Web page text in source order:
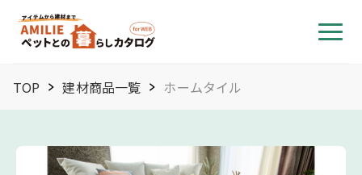
TOP 建材商品一覧 ホームタイル